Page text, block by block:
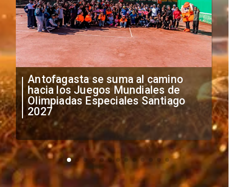
"Falta de profesionalismo": Sifup
anuncia medidas por situación
irregular de futbolistas
extranjeros